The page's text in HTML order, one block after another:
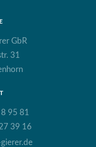
GbR
31
95 81
39 16